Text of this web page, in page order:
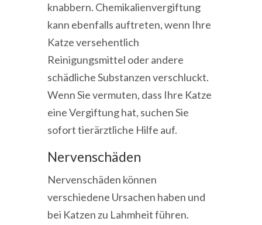
knabbern. Chemikalienvergiftung
kann ebenfalls auftreten, wenn Ihre
Katze versehentlich
Reinigungsmittel oder andere
schädliche Substanzen verschluckt.
Wenn Sie vermuten, dass Ihre Katze
eine Vergiftung hat, suchen Sie
sofort tierärztliche Hilfe auf.
Nervenschäden
Nervenschäden können
verschiedene Ursachen haben und
bei Katzen zu Lahmheit führen.